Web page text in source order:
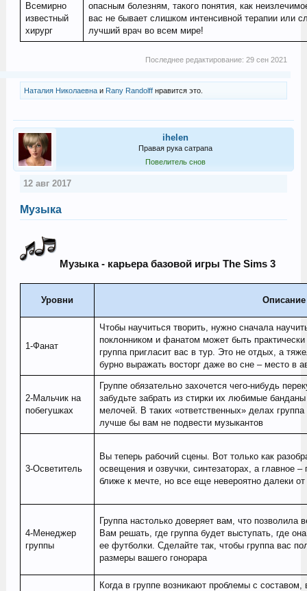
Всемирно
известный
хирург
опасным болезням, такого понятия, как
вас не бывает слишком интенсивной терапии или
лучший врач во всем мире!
Последнее редактирование:29 сен 2021
Наталия Николаевнаи Rany Randolffнравится это.
ihelen
Правая рука сатрапа
Повелитель снов
12 авг 2017
Музыка
Музыка - карьера базовой игры The Sims 3
Уровни Описание
1-Фанат
Чтобы научиться творить, нужно сначала
поклонником и фанатом может быть
группа пригласит вас в тур. Это не отдых, а
бурно выражать восторг даже во сне – место в
2-Мальчик на
побегушках
Группе обязательно захочется чего-нибудь
забудьте забрать из стирки их любимые
мелочей. В таких «ответственных» делах
лучше бы вам не подвести музыкантов
3-Осветитель
Вы теперь рабочий сцены. Вот только как
освещения и озвучки, синтезаторах, а главное
ближе к мечте, но все еще невероятно далеки
4-Менеджер
группы
Группа настолько доверяет вам, что позволила
Вам решать, где группа будет выступать, где
ее футболки. Сделайте так, чтобы группа вас
размеры вашего гонорара
Когда в группе возникают проблемы с составом,